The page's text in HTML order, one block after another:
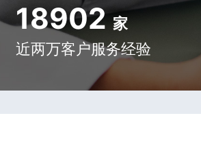
18902 家
近两万客户服务经验